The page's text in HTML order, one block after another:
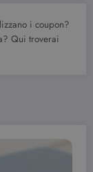
i coupon?
Qui troverai